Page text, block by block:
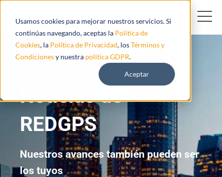
Usamos cookies para mejorar nuestros servicios. Si
continúas navegando, aceptas la Política de
Cookies, la Política de Privacidad, losTérminos y
Condicionesy nuestra politica GDPR.
Aceptar
Noticias de
REDGPS
Nuestros avances también pueden ser
los tuyos